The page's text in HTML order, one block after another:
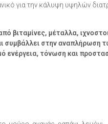
για την κάλυψη υψηλών
βιταµίνες, µέταλλα,
συμβάλλει στην αναπλήρωση
ενέργεια, τόνωση και